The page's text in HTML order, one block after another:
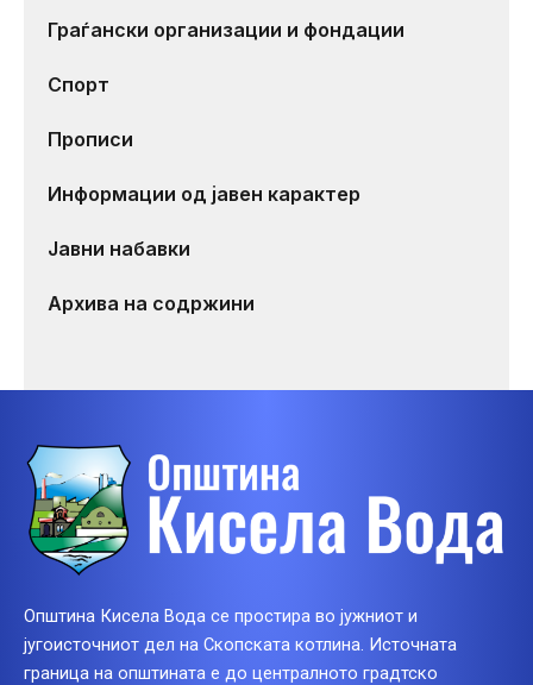
Граѓански организации и фондации
Спорт
Прописи
Информации од јавен карактер
Јавни набавки
Архива на содржини
Општина Кисела Вода се простира во јужниот и
југоисточниот дел на Скопската котлина. Источната
граница на општината е до централното градтско